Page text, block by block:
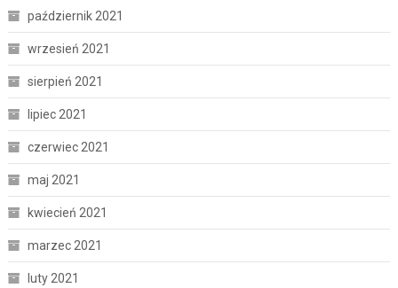
październik 2021
wrzesień 2021
sierpień 2021
lipiec 2021
czerwiec 2021
maj 2021
kwiecień 2021
marzec 2021
luty 2021